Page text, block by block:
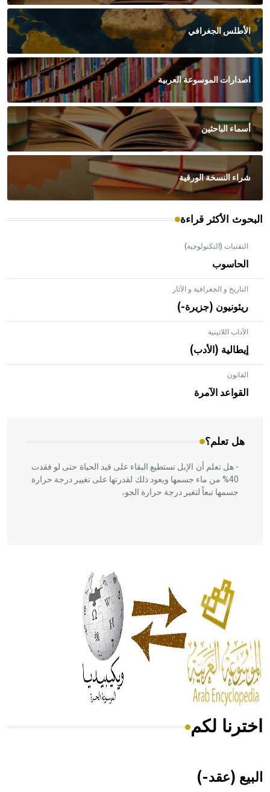
الأطلس الجغرافي
اصدارات الموسوعة العربية
أسماء الباحثين
شراء النسخة الورقية
البحوث الأكثر قراءة
التقنيات (التكنولوجية)
الحاسوب
التاريخ و الجغرافية و الآثار
ريئونيون (جزيرة-)
الآداب اللاتينية
إيطالية (الأدب)
القانون
القواعد الآمرة
هل تعلم؟
- هل تعلم أن الأبلق نوع من الفنون الهندسية التي ارتبطت
بالعمارة الإسلامية في بلاد الشام ومصر خاصة، حيث يحرص
المعمار على بناء مداميكه وخاصة في الواجهات
- هل تعلم أن الإبل تستطيع البقاء على قيد الحياة حتى لو فقدت
40% من ماء جسمها ويعود ذلك لقدرتها على تغيير درجة حرارة
جسمها تبعاً لتغير درجة حرارة الجو،
الحكم، الأدلة، تنظيم التغذية، ورسالته في جروح الرأس. ويعود
له الفضل بأنه حرر الطب من الدين والفلسفة.
- هل تعلم أن المرجان إفراز حيواني يتكون في البحر ويتركب
من مادة كربونات الكلسيوم، وهو أحمر أو شديد الحمرة وهو
أجود أنواعه، ويمتاز بكبر الحجم ويسمى الش
هل تعلم أن الأبسيد كلمة فرنسية اللفظ تم اعتمادها مصطلحاً
اخترنا لكم
البيع (عقد-)